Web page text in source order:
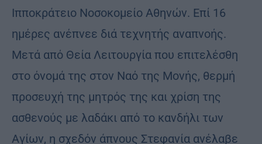
Ιπποκράτειο Νοσοκομείο Αθηνών. Επί 16
ημέρες ανέπνεε διά τεχνητής αναπνοής.
Μετά από Θεία Λειτουργία που επιτελέσθη
στο όνομά της στον Ναό της Μονής, θερμή
προσευχή της μητρός της και χρίση της
ασθενούς με λαδάκι από το κανδήλι των
Αγίων, η σχεδόν άπνους Στεφανία ανέλαβε